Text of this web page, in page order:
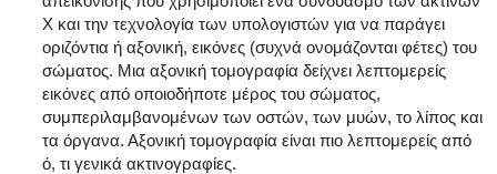
Χ και την τεχνολογία των υπολογιστών για να παράγει
οριζόντια ή αξονική, εικόνες (συχνά ονομάζονται φέτες) του
σώματος. Μια αξονική τομογραφία δείχνει λεπτομερείς
εικόνες από οποιοδήποτε μέρος του σώματος,
συμπεριλαμβανομένων των οστών, των μυών, το λίπος και
τα όργανα. Αξονική τομογραφία είναι πιο λεπτομερείς από
ό, τι γενικά ακτινογραφίες.